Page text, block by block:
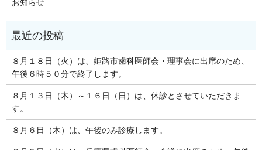
お知らせ
８月１８日（火）は、姫路市歯科医師会・理事会に出席のため、
午後６時５０分で終了します。
８月１３日（木）～１６日（日）は、休診とさせていただきま
す。
８月６日（木）は、午後のみ診療します。